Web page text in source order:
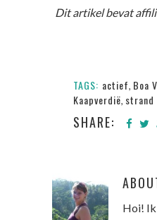
Dit artikel bevat
TAGS: actief, Boa
Kaapverdië, strand
SHARE:
Hoi! Ik